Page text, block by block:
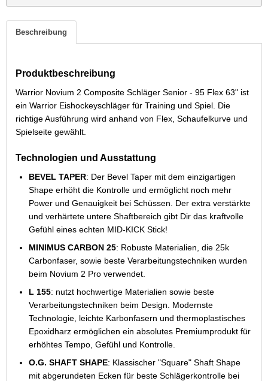
Beschreibung
Produktbeschreibung
Warrior Novium 2 Composite Schläger Senior - 95 Flex 63" ist
ein Warrior Eishockeyschläger für Training und Spiel. Die
richtige Ausführung wird anhand von Flex, Schaufelkurve und
Spielseite gewählt.
Technologien und Ausstattung
BEVEL TAPER: Der Bevel Taper mit dem einzigartigen
Shape erhöht die Kontrolle und ermöglicht noch mehr
Power und Genauigkeit bei Schüssen. Der extra verstärkte
und verhärtete untere Shaftbereich gibt Dir das kraftvolle
Gefühl eines echten MID-KICK Stick!
MINIMUS CARBON 25: Robuste Materialien, die 25k
Carbonfaser, sowie beste Verarbeitungstechniken wurden
beim Novium 2 Pro verwendet.
L 155: nutzt hochwertige Materialien sowie beste
Verarbeitungstechniken beim Design. Modernste
Technologie, leichte Karbonfasern und thermoplastisches
Epoxidharz ermöglichen ein absolutes Premiumprodukt für
erhöhtes Tempo, Gefühl und Kontrolle.
O.G. SHAFT SHAPE: Klassischer "Square" Shaft Shape
mit abgerundeten Ecken für beste Schlägerkontrolle bei